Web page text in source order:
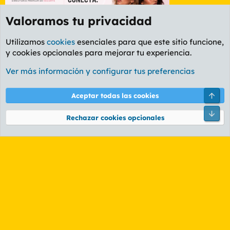
Foro General
Cookies
PL OLDSTYLE AMARILLO
Términos y reglas Política de privacidad Ayuda
Community platform by XenForo® © 2010-2026 XenForo Ltd.
Valoramos tu privacidad
Utilizamos cookies esenciales para que este sitio funcione,
y cookies opcionales para mejorar tu experiencia.
Ver más información y configurar tus preferencias
Aceptar todas las cookies
Rechazar cookies opcionales